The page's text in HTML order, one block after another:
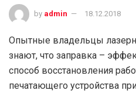
by admin 18.12.2018
Опытные владельцы
знают, что заправка –
способ восстановления
печатающего устройства